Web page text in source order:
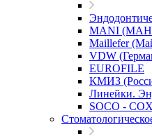
MANI
Maillefer
VDW
EUROFILE
КМИЗ
Линейки.
SOCO -